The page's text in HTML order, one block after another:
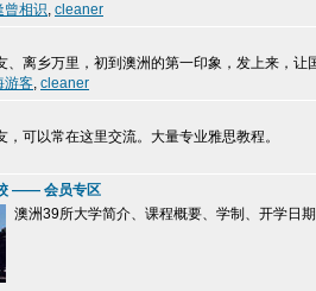
曾相识, cleaner
、离乡万里，初到澳洲的第一印象，发上来，
游客, cleaner
，可以常在这里交流。大量专业雅思教程。
—— 会员专区
澳洲39所大学简介、课程概要、学制、开学